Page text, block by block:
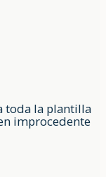
toda la plantilla
improcedente